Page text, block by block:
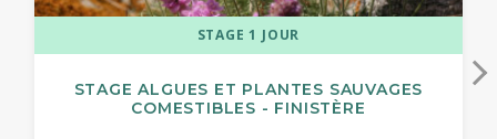
STAGE 1 JOUR
STAGE ALGUES ET PLANTES SAUVAGES
COMESTIBLES - FINISTÈRE